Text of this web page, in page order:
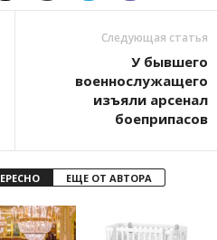
Следующая статья
У бывшего
военнослужащего
изъяли арсенал
боеприпасов
ЕЩЕ ОТ АВТОРА